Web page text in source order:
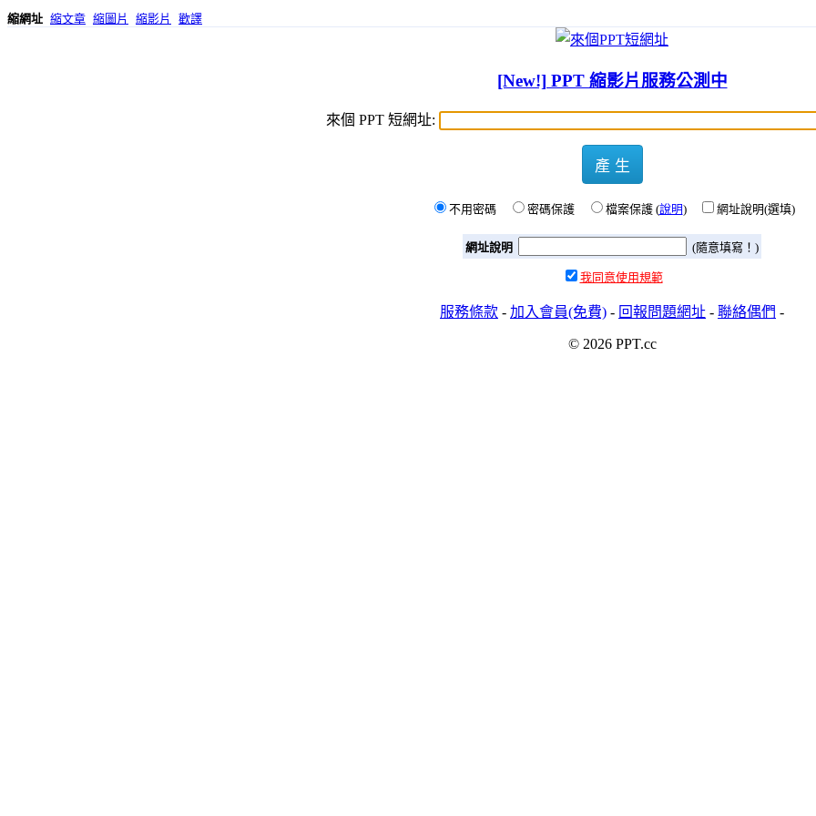
縮網址 縮文章 縮圖片 縮影片 歡譯
[New!] PPT 縮影片服務公測中
來個 PPT 短網址:
產 生
不用密碼 密碼保護 檔案保護 (說明) 網址說明(選填)
網址說明 (隨意填寫！)
我同意使用規範
服務條款 - 加入會員(免費) - 回報問題網址 - 聯絡偶們 -
© 2026 PPT.cc